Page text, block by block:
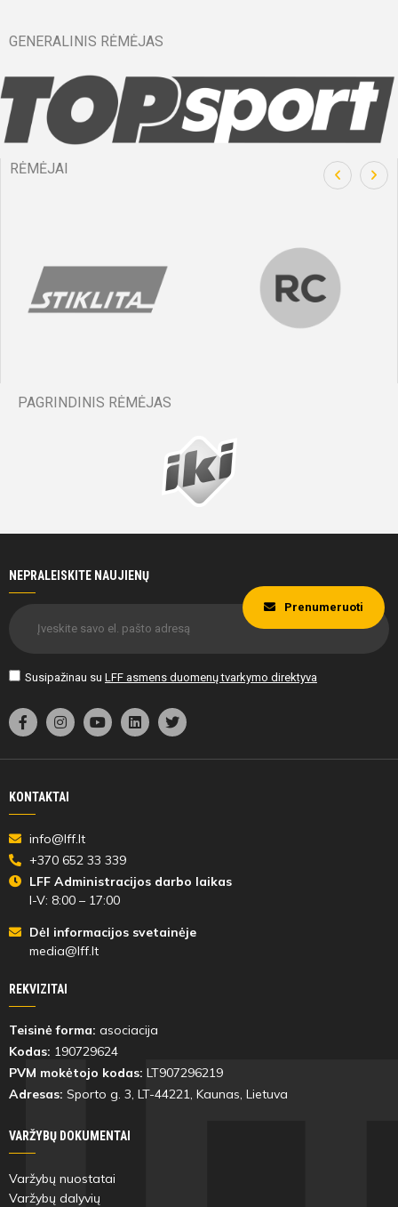
GENERALINIS RĖMĖJAS
RĖMĖJAI
PAGRINDINIS RĖMĖJAS
NEPRALEISKITE NAUJIENŲ
Susipažinau su LFF asmens duomenų tvarkymo direktyva
Prenumeruoti
KONTAKTAI
info@lff.lt
+370 652 33 339
LFF Administracijos darbo laikas
I-V: 8:00 – 17:00
Dėl informacijos svetainėje
media@lff.lt
REKVIZITAI
Teisinė forma: asociacija
Kodas: 190729624
PVM mokėtojo kodas: LT907296219
Adresas: Sporto g. 3, LT-44221, Kaunas, Lietuva
VARŽYBŲ DOKUMENTAI
Varžybų nuostatai
Varžybų dalyvių